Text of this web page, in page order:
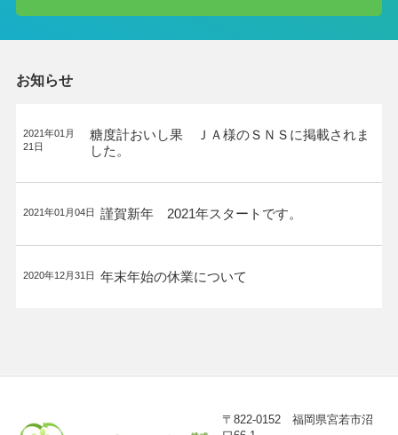
お知らせ
2021年01月
21日
糖度計おいし果 ＪＡ様のＳＮＳに掲載されま
した。
2021年01月04日 謹賀新年 2021年スタートです。
2020年12月31日 年末年始の休業について
〒822-0152 福岡県宮若市沼